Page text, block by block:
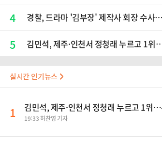
4 경찰, 드라마 '김부장' 제작사 회장 수사
5 김민석, 제주·인천서 정청래 누르고 1
실시간 인기뉴스
1 김민석, 제주·인천서 정청래 누르고 1위
19:33 허찬영 기자